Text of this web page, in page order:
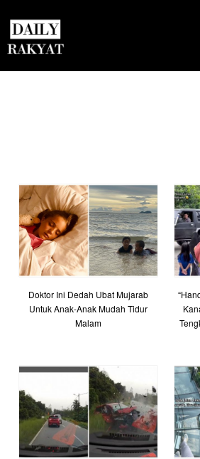
Doktor Ini Dedah Ubat Mujarab
Untuk Anak-Anak Mudah Tidur
Malam